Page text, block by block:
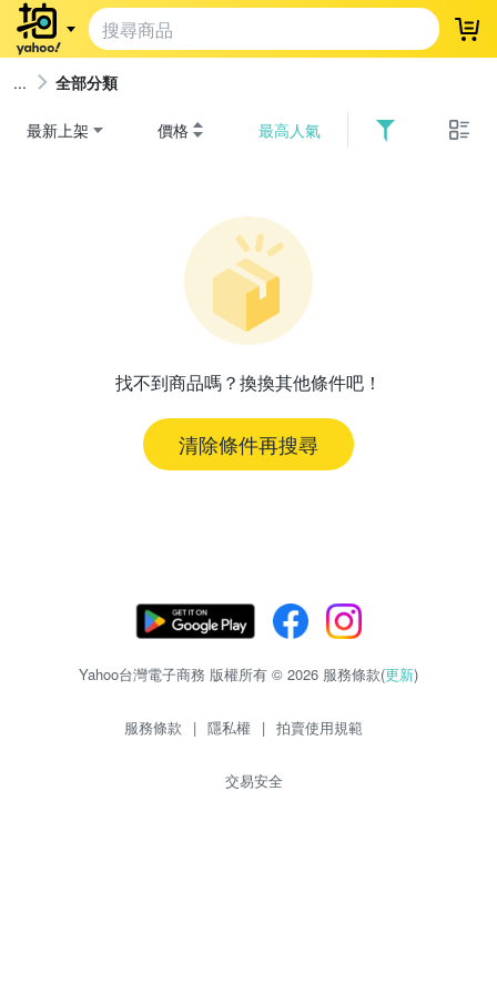
登
全部分類
最新上架 價格 最高人氣
找不到商品嗎？換換其他條件吧！
清除條件再搜尋
Yahoo台灣電子商務 版權所有 © 2026 服務條款(更新)
服務條款 | 隱私權 | 拍賣使用規範
交易安全